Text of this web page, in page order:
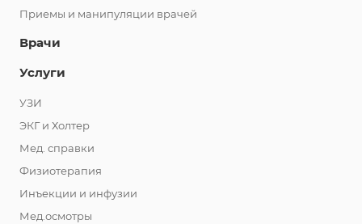
Приемы и манипуляции врачей
Врачи
Услуги
УЗИ
ЭКГ и Холтер
Мед. справки
Физиотерапия
Инъекции и инфузии
Мед.осмотры